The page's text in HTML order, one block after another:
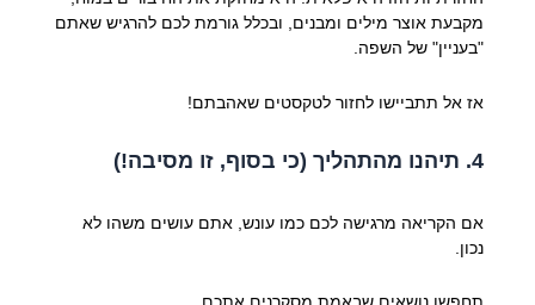
מקבעת אוצר מילים ומבנים, ובכלל גורמת לכם להרגיש שאתם
"בעניין" של השפה.
אז אל תתביישו לחזור לטקסטים שאהבתם!
4. תיהנו מהתהליך (כי בסוף, זו מסיבה!)
אם הקריאה מרגישה לכם כמו עונש, אתם עושים משהו לא
נכון.